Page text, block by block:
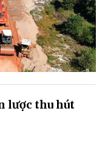
lược thu hút